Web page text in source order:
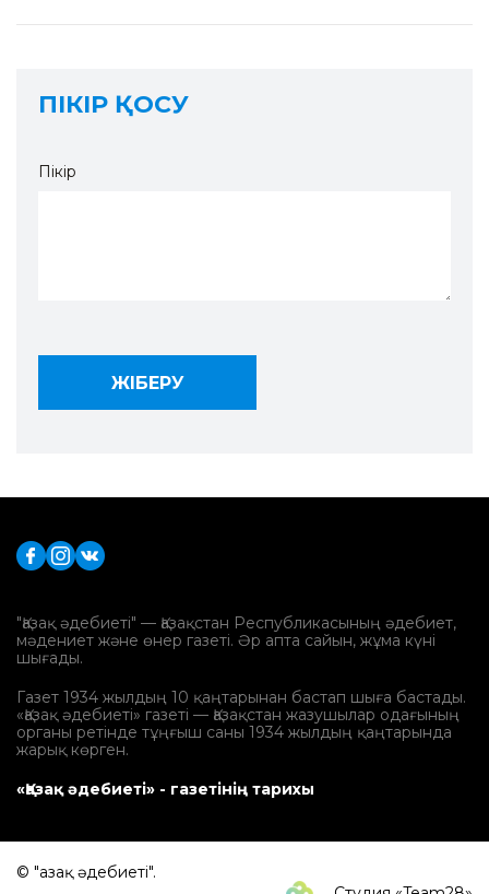
ПІКІР ҚОСУ
Пікір
"Қазақ әдебиеті" — Қазақстан Республикасының әдебиет,
мәдениет және өнер газеті. Әр апта сайын, жұма күні
шығады.
Газет 1934 жылдың 10 қаңтарынан бастап шыға бастады.
«Қазақ әдебиеті» газеті — Қазақстан жазушылар одағының
органы ретінде тұңғыш саны 1934 жылдың қаңтарында
жарық көрген.
«Қазақ әдебиеті» - газетінің тарихы
© "Қазақ әдебиеті".